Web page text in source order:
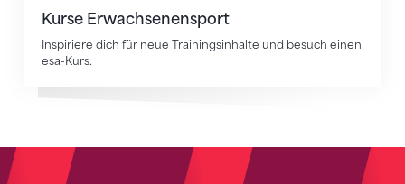
Kurse Erwachsenensport
Inspiriere dich für neue Trainingsinhalte und besuch einen
esa-Kurs.